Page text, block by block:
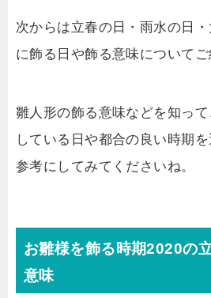
次からは立春の日・雨水の日
に飾る日や飾る意味についてご
雛人形の飾る意味などを知っ
している日や都合の良い時期
参考にしてみてくださいね。
お雛様を飾る時期2020の
意味